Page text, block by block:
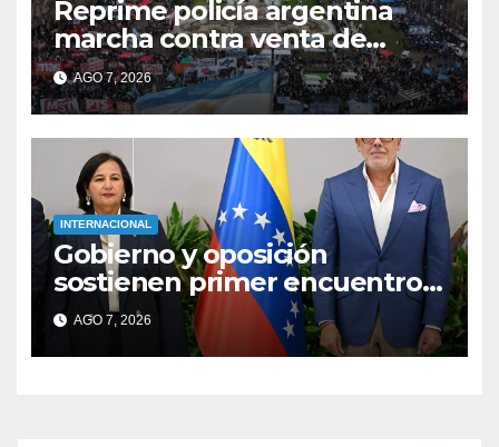
Reprime policía argentina
marcha contra venta de
tierras a extranjeros
AGO 7, 2026
INTERNACIONAL
Gobierno y oposición
sostienen primer encuentro
en Venezuela
AGO 7, 2026